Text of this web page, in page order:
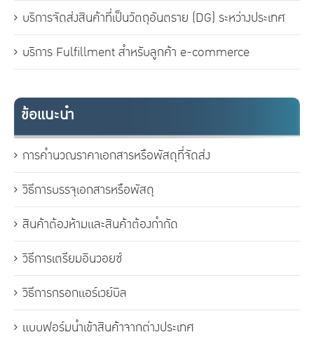
บริการจัดส่งสินค้าที่เป็นวัตถุอันตราย (DG) ระหว่างประเทศ
บริการ Fulfillment สำหรับลูกค้า e-commerce
ข้อแนะนำ
การคำนวณราคาเอกสารหรือพัสดุที่จัดส่ง
วิธีการบรรจุเอกสารหรือพัสดุ
สินค้าต้องห้ามและสินค้าต้องกำกัด
วิธีการเตรียมอินวอยซ์
วิธีการกรอกแอร์เวย์บิล
แบบฟอร์มนำเข้าสินค้าจากต่างประเทศ